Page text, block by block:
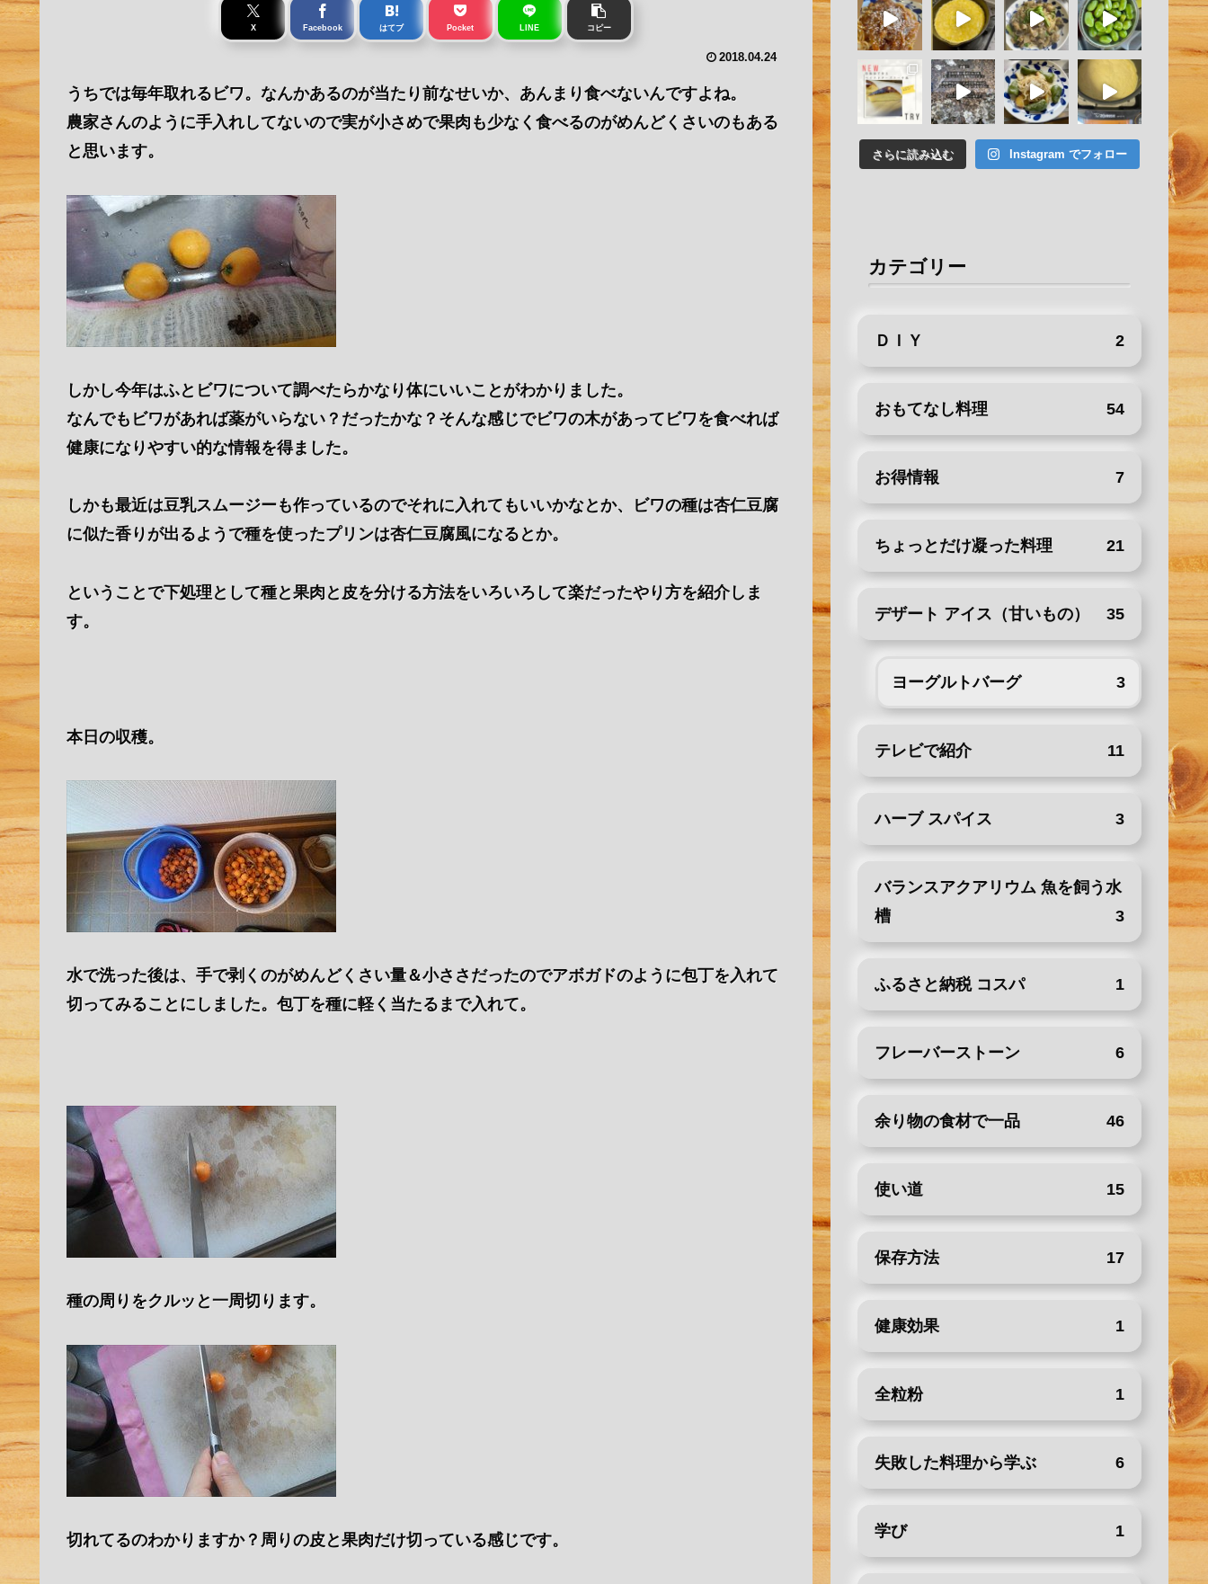
X Facebook はてブ Pocket LINE コピー
2018.04.24
うちでは毎年取れるビワ。なんかあるのが当たり前なせいか、あんまり食べないんですよね。
農家さんのように手入れしてないので実が小さめで果肉も少なく食べるのがめんどくさいのもある
と思います。
しかし今年はふとビワについて調べたらかなり体にいいことがわかりました。
なんでもビワがあれば薬がいらない？だったかな？そんな感じでビワの木があってビワを食べれば
健康になりやすい的な情報を得ました。
しかも最近は豆乳スムージーも作っているのでそれに入れてもいいかなとか、ビワの種は杏仁豆腐
に似た香りが出るようで種を使ったプリンは杏仁豆腐風になるとか。
ということで下処理として種と果肉と皮を分ける方法をいろいろして楽だったやり方を紹介しま
す。
本日の収穫。
水で洗った後は、手で剥くのがめんどくさい量＆小ささだったのでアボガドのように包丁を入れて
切ってみることにしました。包丁を種に軽く当たるまで入れて。
種の周りをクルッと一周切ります。
切れてるのわかりますか？周りの皮と果肉だけ切っている感じです。
さらに読み込む Instagram でフォロー
カテゴリー
ＤＩＹ 2
おもてなし料理 54
お得情報 7
ちょっとだけ凝った料理 21
デザート アイス（甘いもの） 35
ヨーグルトバーグ 3
テレビで紹介 11
ハーブ スパイス 3
バランスアクアリウム 魚を飼う水
槽
3
ふるさと納税 コスパ 1
フレーバーストーン 6
余り物の食材で一品 46
使い道 15
保存方法 17
健康効果 1
全粒粉 1
失敗した料理から学ぶ 6
学び 1